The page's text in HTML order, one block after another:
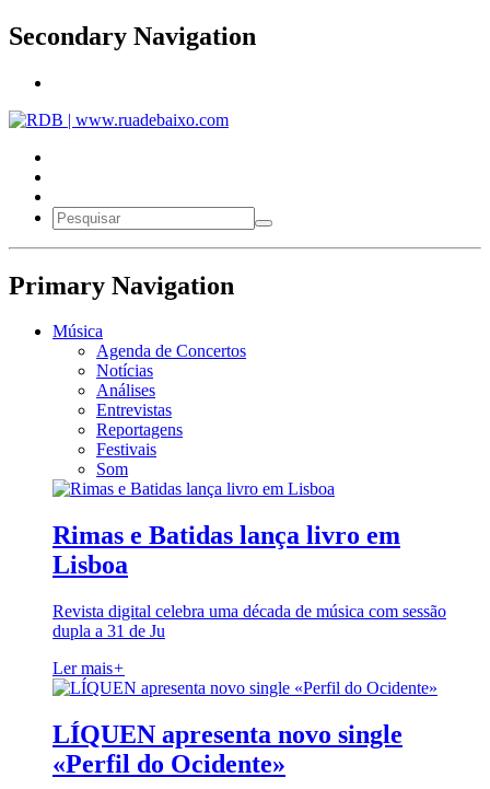
Secondary Navigation
Primary Navigation
Música
Agenda de Concertos
Notícias
Análises
Entrevistas
Reportagens
Festivais
Som
Rimas e Batidas lança livro em
Lisboa
Revista digital celebra uma década de música com sessão
dupla a 31 de Ju
Ler mais+
LÍQUEN apresenta novo single
«Perfil do Ocidente»